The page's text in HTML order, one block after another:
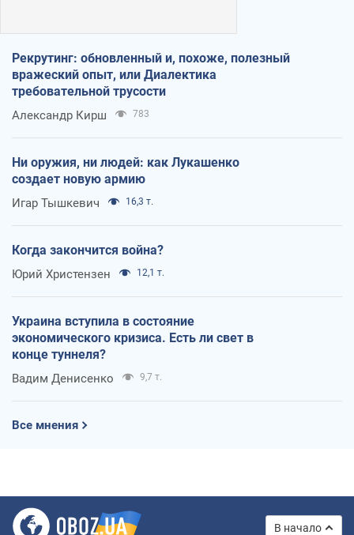
Рекрутинг: обновленный и, похоже, полезный
вражеский опыт, или Диалектика
требовательной трусости
Александр Кирш 783
Ни оружия, ни людей: как Лукашенко
создает новую армию
Игар Тышкевич 16,3 т.
Когда закончится война?
Юрий Христензен 12,1 т.
Украина вступила в состояние
экономического кризиса. Есть ли свет в
конце туннеля?
Вадим Денисенко 9,7 т.
Все мнения
В начало